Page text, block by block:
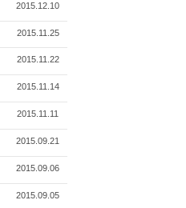
2015.12.10
2015.11.25
2015.11.22
2015.11.14
2015.11.11
2015.09.21
2015.09.06
2015.09.05